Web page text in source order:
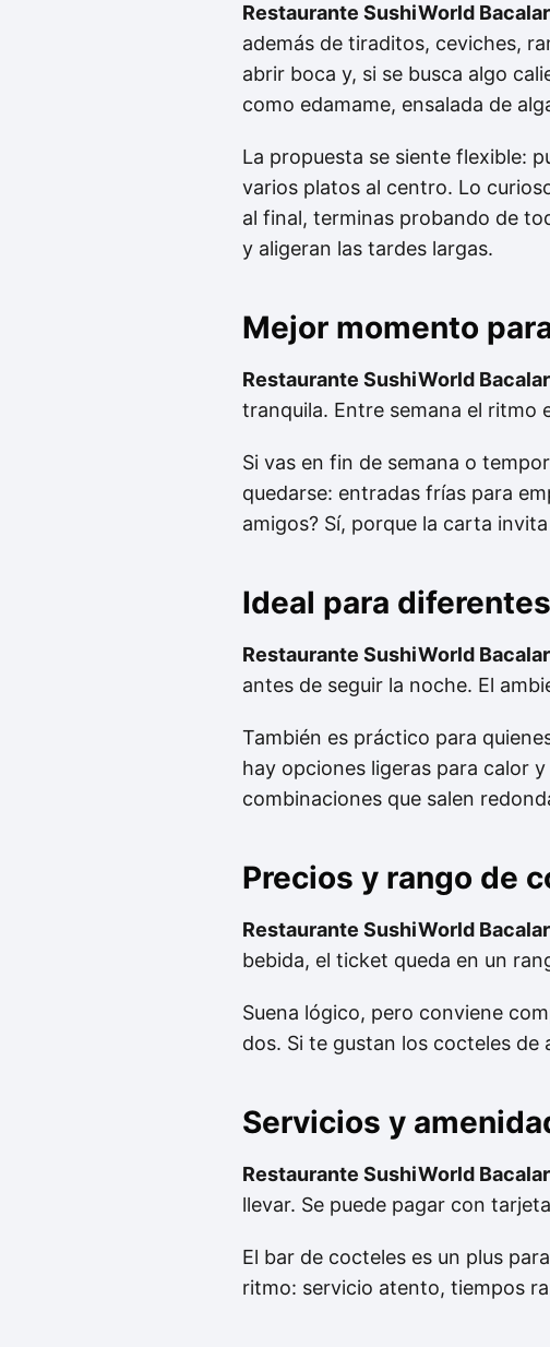
Restaurante SushiWorld Bacalar
además de tiraditos, ceviches,
abrir boca y, si se busca algo
como edamame, ensalada de
La propuesta se siente flexible:
varios platos al centro. Lo
al final, terminas probando de
y aligeran las tardes largas.
Mejor momento
Restaurante SushiWorld Bacalar
tranquila. Entre semana el ritmo
Si vas en fin de semana o
quedarse: entradas frías para
amigos? Sí, porque la carta invita
Ideal para
Restaurante SushiWorld Bacalar
antes de seguir la noche. El
También es práctico para
hay opciones ligeras para calor
combinaciones que salen
Precios y rango de
Restaurante SushiWorld Bacalar
bebida, el ticket queda en un
Suena lógico, pero conviene
dos. Si te gustan los cocteles
Servicios y
Restaurante SushiWorld Bacalar
llevar. Se puede pagar con
El bar de cocteles es un plus
ritmo: servicio atento, tiempos